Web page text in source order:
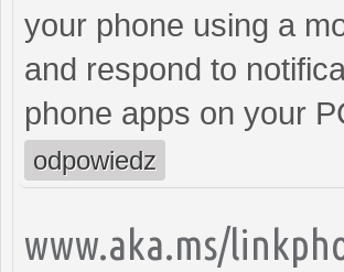
your phone using a
and respond to
phone apps on your
odpowiedz
www.aka.ms/